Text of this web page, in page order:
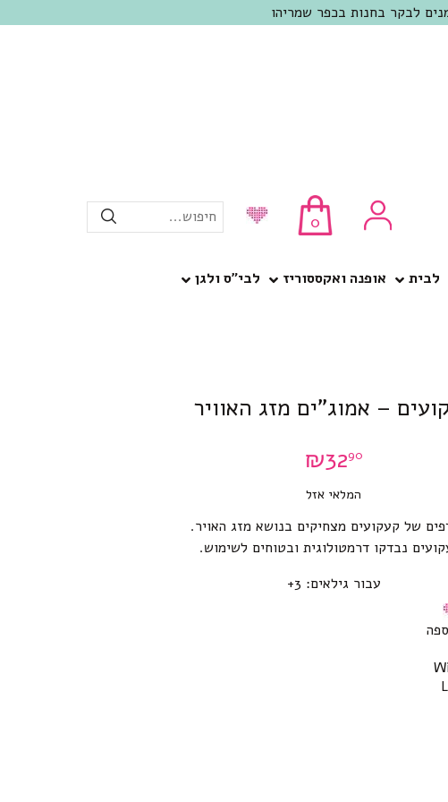
0 חיפוש...
לבית אופנה ואקססוריז
לבי”ס ולגן
– אמוג”ים מזג האוויר
₪3290
המלאי אזל
של קעקועים מצחיקים בנושא מזג האויר.
נבדקו דרמטולוגית ובטוחים לשימוש.
עבור גילאים: 3+